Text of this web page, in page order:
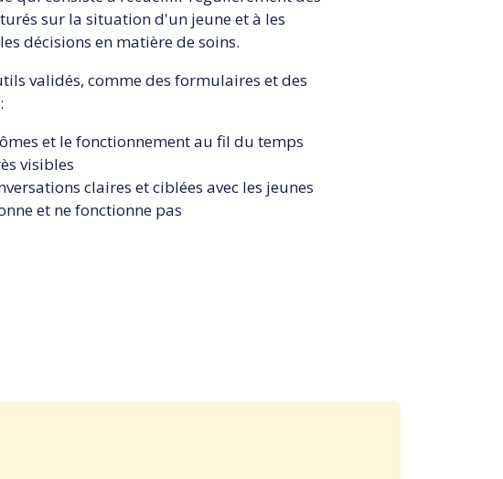
sur la situation d'un jeune et à les
décisions en matière de soins.
validés, comme des formulaires et des
et le fonctionnement au fil du temps
visibles
claires et ciblées avec les jeunes
et ne fonctionne pas